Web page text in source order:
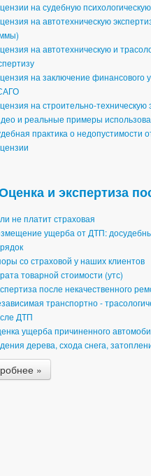
на судебную
на автотехническую
на автотехническую и
на заключение финансового
на строительно-техническую
и реальные примеры
практика о недопустимости
и экспертиза
не платит страховая
ущерба от ДТП:
со страховой у наших клиентов
товарной стоимости (утс)
после некачественного
транспортно -
ДТП
ущерба причиненного
дерева, схода снега,
»